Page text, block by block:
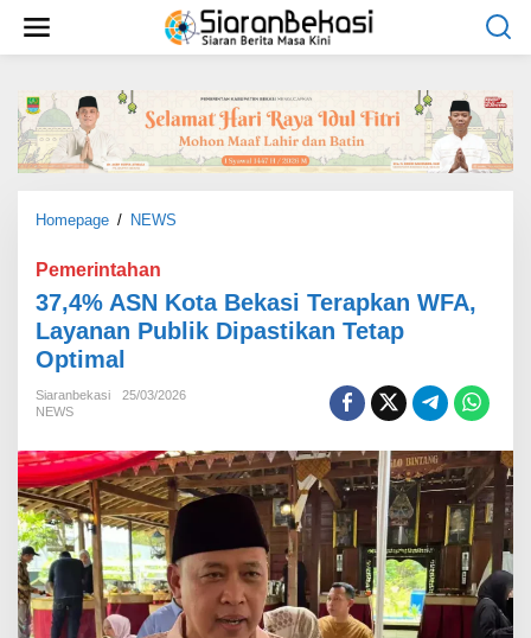
w
Homepage / NEWS
%
A
K
a
B
e
a
s
i
T
Pemerintahan
37,4% ASN Kota Bekasi Terapkan WFA,
Layanan Publik Dipastikan Tetap
Optimal
Siaranbekasi
25/03/2026
NEWS